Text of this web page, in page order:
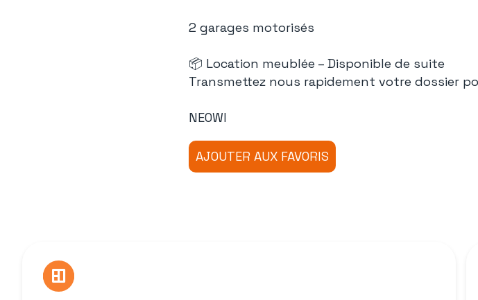
2 garages motorisés
📦 Location meublée – Disponible de suite
Transmettez nous rapidement votre dossier
NEOWI